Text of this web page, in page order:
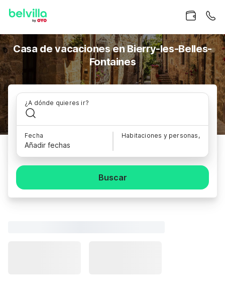
Casa de vacaciones en Bierry-les-Belles-
Fontaines
¿A dónde quieres ir?
Fecha
Añadir fechas
Habitaciones y personas,
Buscar